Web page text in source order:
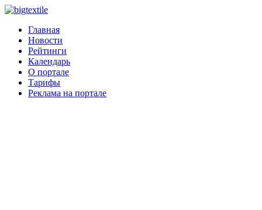
Главная
Новости
Рейтинги
Календарь
О портале
Тарифы
Реклама на портале